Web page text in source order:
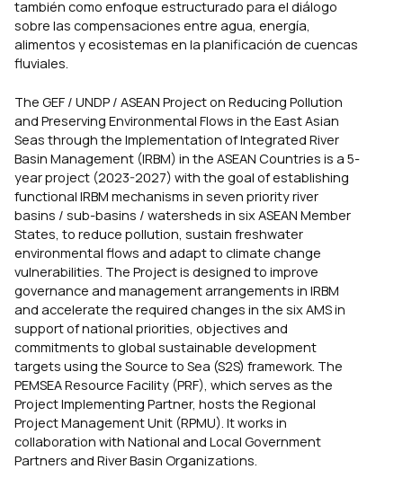
también como enfoque estructurado para el diálogo
sobre las compensaciones entre agua, energía,
alimentos y ecosistemas en la planificación de cuencas
fluviales.
The GEF / UNDP / ASEAN Project on Reducing Pollution
and Preserving Environmental Flows in the East Asian
Seas through the Implementation of Integrated River
Basin Management (IRBM) in the ASEAN Countries is a 5-
year project (2023-2027) with the goal of establishing
functional IRBM mechanisms in seven priority river
basins / sub-basins / watersheds in six ASEAN Member
States, to reduce pollution, sustain freshwater
environmental flows and adapt to climate change
vulnerabilities. The Project is designed to improve
governance and management arrangements in IRBM
and accelerate the required changes in the six AMS in
support of national priorities, objectives and
commitments to global sustainable development
targets using the Source to Sea (S2S) framework. The
PEMSEA Resource Facility (PRF), which serves as the
Project Implementing Partner, hosts the Regional
Project Management Unit (RPMU). It works in
collaboration with National and Local Government
Partners and River Basin Organizations.